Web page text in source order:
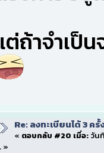
ต่ถ้าจำเป็
Re: ลงทะเบียนได้ 3 ค
« ตอบกลับ #20 เมื่อ:วัน
»